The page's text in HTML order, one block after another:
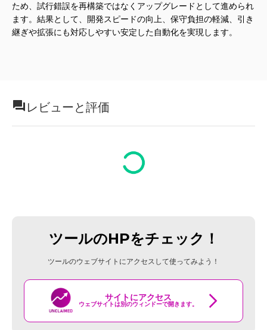
ため、試行錯誤を再構築ではなくアップグレードとして進められ
ます。結果として、開発スピードの向上、保守負担の軽減、引き
継ぎや拡張にも対応しやすい安定した自動化を実現します。
レビューと評価
ツールのHPをチェック！
ツールのウェブサイトにアクセスして使ってみよう！
サイトにアクセス
ウェブサイトは別のウィンドーで開きます。